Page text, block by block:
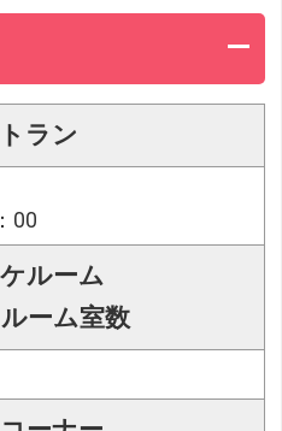
ラン
00
ルーム
ーム室数